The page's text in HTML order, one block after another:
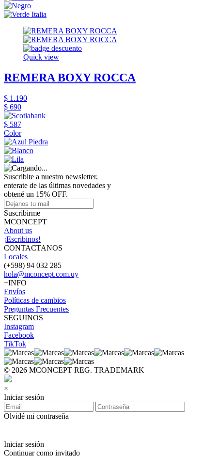
Quick view
REMERA BOXY ROCCA
$ 1.190
$ 690
$ 587
Color
Suscribite a nuestro newsletter,
enterate de las últimas novedades y
obtené un 15% OFF.
Suscribirme
MCONCEPT
About us
¡Escribinos!
CONTACTANOS
Locales
(+598) 94 032 285
hola@mconcept.com.uy
+INFO
Envíos
Políticas de cambios
Preguntas Frecuentes
SEGUINOS
Instagram
Facebook
TikTok
© 2026 MCONCEPT REG. TRADEMARK
×
Iniciar sesión
Olvidé mi contraseña
Iniciar sesión
Continuar como invitado